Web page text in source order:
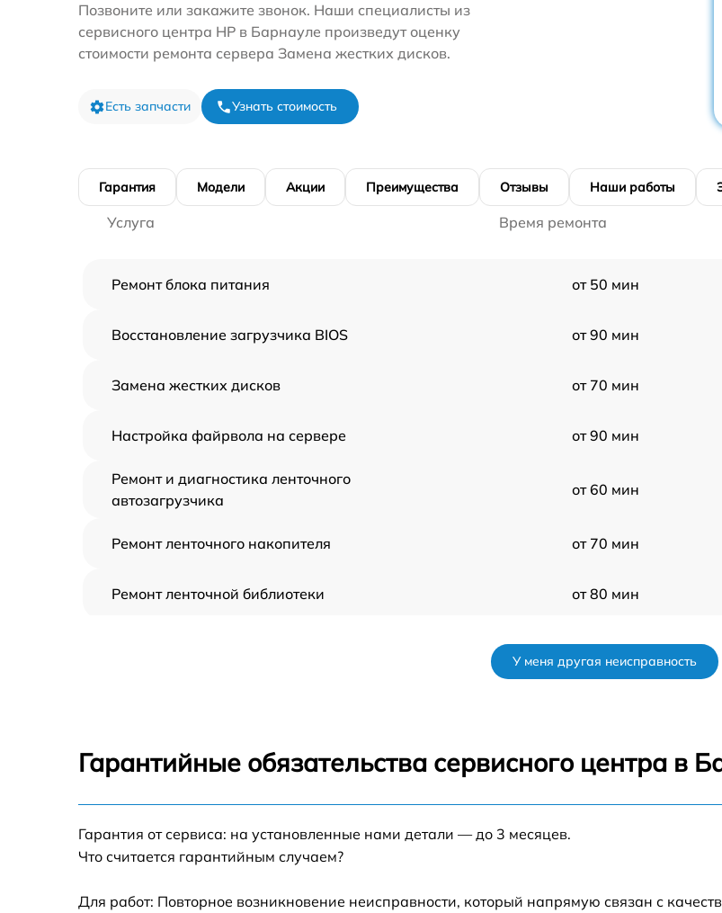
Позвоните или закажите звонок. Наши специалисты из
сервисного центра HP в Барнауле произведут оценку
стоимости ремонта сервера Замена жестких дисков.
Есть запчасти Узнать стоимость
Гарантия Модели Акции Преимущества Отзывы Наши работы
Услуга Время ремонта
Ремонт блока питания от 50 мин
Восстановление загрузчика BIOS от 90 мин
Замена жестких дисков от 70 мин
Настройка файрвола на сервере от 90 мин
Ремонт и диагностика ленточного
автозагрузчика
от 60 мин
Ремонт ленточного накопителя от 70 мин
Ремонт ленточной библиотеки от 80 мин
от 100 мин
Настройка оборудования
Замена северного моста от 90 мин
Прошивка BIOS
Замена оперативной памяти от 70 мин
У меня другая неисправность
Гарантийные обязательства сервисного центра в
Гарантия от сервиса: на установленные нами детали — до 3 месяцев.
Что считается гарантийным случаем?
Для работ: Повторное возникновение неисправности, который напрямую связан с